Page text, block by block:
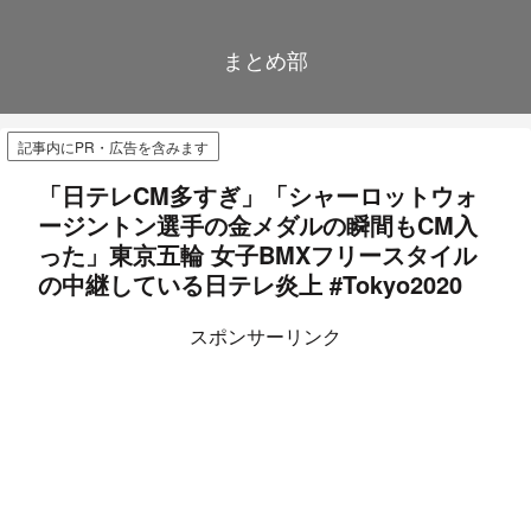
まとめ部
記事内にPR・広告を含みます
「日テレCM多すぎ」「シャーロットウォ
ージントン選手の金メダルの瞬間もCM入
った」東京五輪 女子BMXフリースタイル
の中継している日テレ炎上 #Tokyo2020
スポンサーリンク